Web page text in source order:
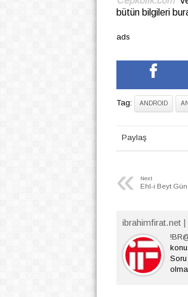
bütün bilgileri
ads
Tag: ANDROID
Paylaş
« Next
Ehl-i Beyt
ibrahimfirat.net